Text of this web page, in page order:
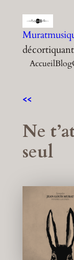
contenu
AccueilBlog
<<
Ne
seul